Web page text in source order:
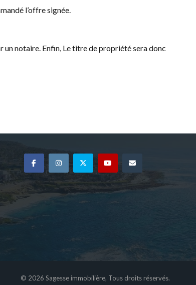
l’offre signée.
notaire. Enfin, Le titre de propriété sera donc
© 2026 Sagesse immobilière, Tous droits réservés.